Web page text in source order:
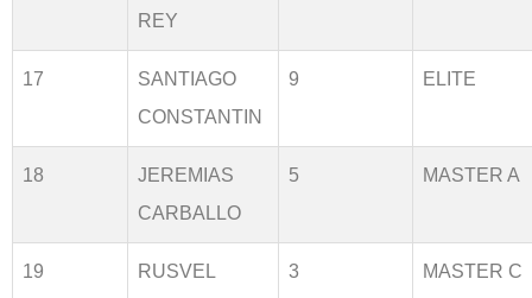
REY
17
SANTIAGO
CONSTANTIN
9 ELITE
18
JEREMIAS
CARBALLO
5 MASTER A
19
RUSVEL
3 MASTER C